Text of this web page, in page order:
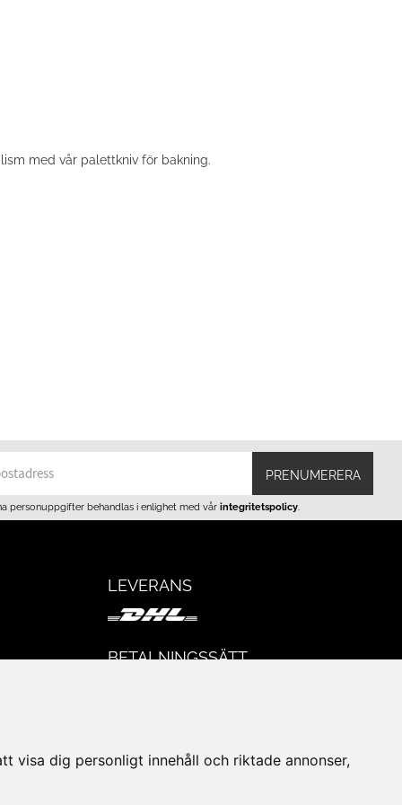
visa dig personligt innehåll och riktade annonser,
med vår palettkniv för bakning.
PRENUMERERA
personuppgifter behandlas i enlighet med vår integritetspolicy.
LEVERANS
BETALNINGSSÄTT
kontanter.